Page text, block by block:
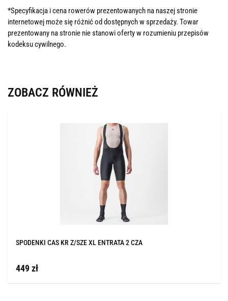
*Specyfikacja i cena rowerów prezentowanych na naszej stronie
internetowej może się różnić od dostępnych w sprzedaży. Towar
prezentowany na stronie nie stanowi oferty w rozumieniu przepisów
kodeksu cywilnego.
ZOBACZ RÓWNIEŻ
SPODENKI CAS KR Z/SZE XL ENTRATA 2 CZA
449 zł